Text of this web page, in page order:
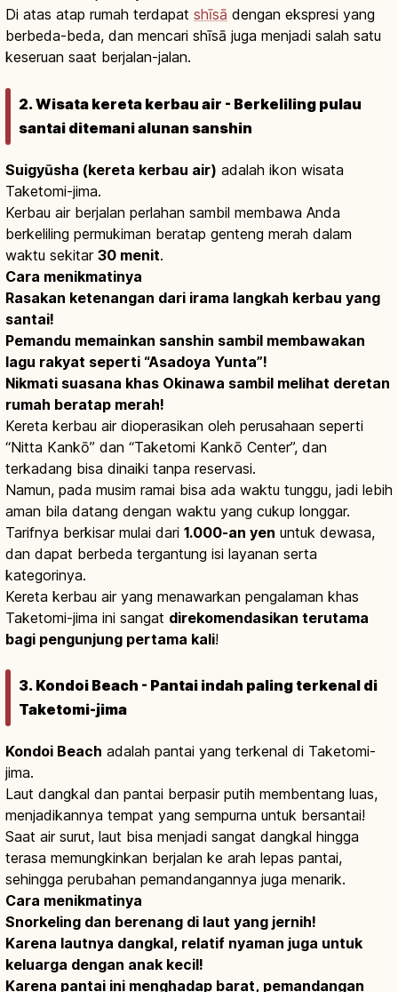
Di atas atap rumah terdapat shīsā dengan ekspresi yang
berbeda-beda, dan mencari shīsā juga menjadi salah satu
keseruan saat berjalan-jalan.
2. Wisata kereta kerbau air - Berkeliling pulau
santai ditemani alunan sanshin
Suigyūsha (kereta kerbau air) adalah ikon wisata
Taketomi-jima.
Kerbau air berjalan perlahan sambil membawa Anda
berkeliling permukiman beratap genteng merah dalam
waktu sekitar 30 menit.
Cara menikmatinya
Rasakan ketenangan dari irama langkah kerbau yang
santai!
Pemandu memainkan sanshin sambil membawakan
lagu rakyat seperti “Asadoya Yunta”!
Nikmati suasana khas Okinawa sambil melihat deretan
rumah beratap merah!
Kereta kerbau air dioperasikan oleh perusahaan seperti
“Nitta Kankō” dan “Taketomi Kankō Center”, dan
terkadang bisa dinaiki tanpa reservasi.
Namun, pada musim ramai bisa ada waktu tunggu, jadi lebih
aman bila datang dengan waktu yang cukup longgar.
Tarifnya berkisar mulai dari 1.000-an yen untuk dewasa,
dan dapat berbeda tergantung isi layanan serta
kategorinya.
Kereta kerbau air yang menawarkan pengalaman khas
Taketomi-jima ini sangat direkomendasikan terutama
bagi pengunjung pertama kali!
3. Kondoi Beach - Pantai indah paling terkenal di
Taketomi-jima
Kondoi Beach adalah pantai yang terkenal di Taketomi-
jima.
Laut dangkal dan pantai berpasir putih membentang luas,
menjadikannya tempat yang sempurna untuk bersantai!
Saat air surut, laut bisa menjadi sangat dangkal hingga
terasa memungkinkan berjalan ke arah lepas pantai,
sehingga perubahan pemandangannya juga menarik.
Cara menikmatinya
Snorkeling dan berenang di laut yang jernih!
Karena lautnya dangkal, relatif nyaman juga untuk
keluarga dengan anak kecil!
Karena pantai ini menghadap barat, pemandangan